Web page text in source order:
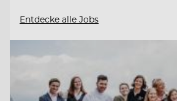
Entdecke alle Jobs